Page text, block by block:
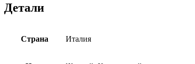
Детали
Страна Италия